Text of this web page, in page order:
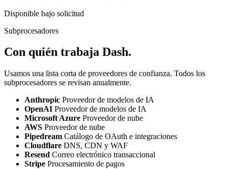
Disponible bajo solicitud
Subprocesadores
Con quién trabaja Dash.
Usamos una lista corta de proveedores de confianza. Todos los
subprocesadores se revisan anualmente.
Anthropic Proveedor de modelos de IA
OpenAI Proveedor de modelos de IA
Microsoft Azure Proveedor de nube
AWS Proveedor de nube
Pipedream Catálogo de OAuth e integraciones
Cloudflare DNS, CDN y WAF
Resend Correo electrónico transaccional
Stripe Procesamiento de pagos